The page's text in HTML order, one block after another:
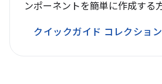
ンポーネントを簡単に作成する
クイックガイド コレクション